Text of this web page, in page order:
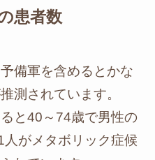
患者数
備軍を含めるとかな
測されています。
と40～74歳で男性の
がメタボリック症候